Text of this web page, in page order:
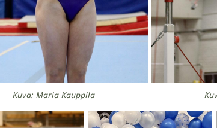
Kuva: Maria Kauppila